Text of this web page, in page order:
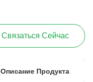
Связаться Сейчас
Описание Продукта